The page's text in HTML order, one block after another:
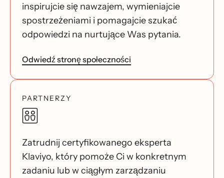
inspirujcie się nawzajem, wymieniajcie
spostrzeżeniami i pomagajcie szukać
odpowiedzi na nurtujące Was pytania.
Odwiedź stronę społeczności
PARTNERZY
Zatrudnij certyfikowanego eksperta
Klaviyo, który pomoże Ci w konkretnym
zadaniu lub w ciągłym zarządzaniu